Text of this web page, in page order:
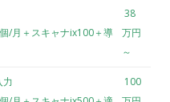
/月＋スキャナix100＋導
38
万円
～
力
100